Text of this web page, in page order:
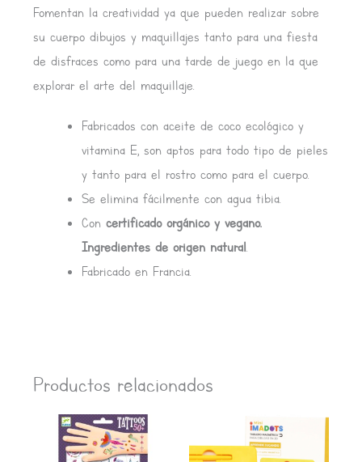
Fomentan la creatividad ya que pueden realizar sobre
su cuerpo dibujos y maquillajes tanto para una fiesta
de disfraces como para una tarde de juego en la que
explorar el arte del maquillaje.
Fabricados con aceite de coco ecológico y
vitamina E, son aptos para todo tipo de pieles
y tanto para el rostro como para el cuerpo.
Se elimina fácilmente con agua tibia.
Concertificado orgánico y vegano.
Ingredientes de origen natural.
Fabricado en Francia.
Productos relacionados